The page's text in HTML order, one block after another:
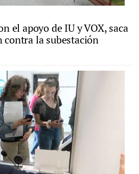
el apoyo de IU y VOX, saca
contra la subestación